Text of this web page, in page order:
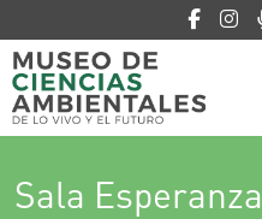
Sala Esperanza